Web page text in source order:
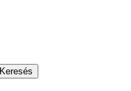
Keresés